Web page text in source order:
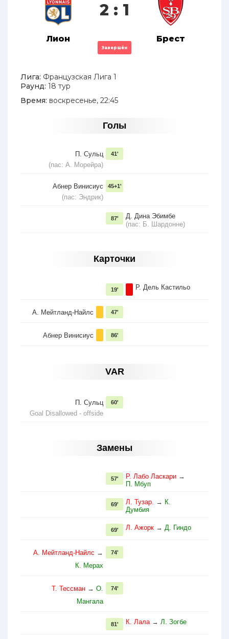
Лион
2 : 1
Завершён
Брест
Лига: Французская Лига 1
Раунд: 18 тур
Время: воскресенье, 22:45
Голы
П. Сульц
(пас: А. Морейра)
41'
Абнер Винисиус
(пас: Эндрик)
45+1'
Д. Дина Эбимбе
(пас: Б. Шардонне)
87'
Карточки
Р. Дель Кастильо
19'
А. Мейтланд-Найлс 47'
Абнер Винисиус 86'
VAR
П. Сульц
Goal Disallowed - offside
60'
Замены
Р. Лабо Ласкари →
П. Мбуп
57'
Л. Тузар. → К.
Думбия
69'
Л. Ажорк → Д. Гиндо
69'
А. Мейтланд-Найлс →
К. Мерах
74'
Т. Тессман → О.
Мангала
74'
К. Лала→ Л. Зогбе
81'